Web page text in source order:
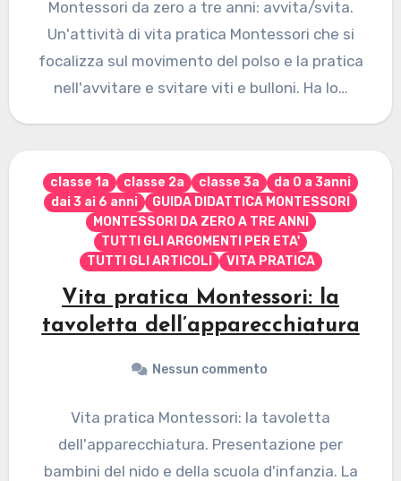
Montessori da zero a tre anni: avvita/svita.
Un'attività di vita pratica Montessori che si
focalizza sul movimento del polso e la pratica
nell'avvitare e svitare viti e bulloni. Ha lo…
classe 1a classe 2a classe 3a
da 0 a 3anni
dai 3 ai 6 anni
GUIDA DIDATTICA MONTESSORI
MONTESSORI DA ZERO A TRE ANNI
TUTTI GLI ARGOMENTI PER ETA'
TUTTI GLI ARTICOLI
VITA PRATICA
Vita pratica Montessori: la
tavoletta dell’apparecchiatura
Nessun commento
Vita pratica Montessori: la tavoletta
dell'apparecchiatura. Presentazione per
bambini del nido e della scuola d'infanzia. La